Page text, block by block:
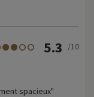
5.3 /10
spacieux"